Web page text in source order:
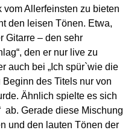
Allerfeinsten zu bieten
den leisen Tönen. Etwa,
Gitarre – den sehr
den er nur live zu
auch bei „Ich spür`wie die
Beginn des Titels nur von
Ähnlich spielte es sich
ab. Gerade diese Mischung
und den lauten Tönen der